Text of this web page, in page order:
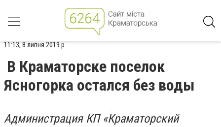
11:13, 8 липня 2019 р.
В Краматорске поселок
Ясногорка остался без воды
Администрация КП «Краматорский